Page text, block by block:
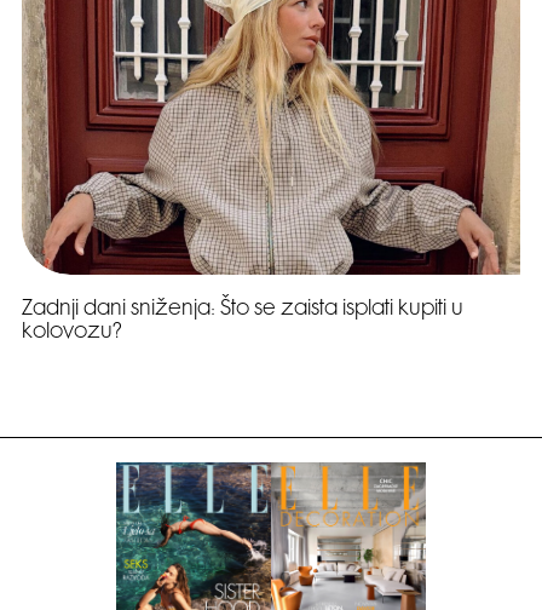
Zadnji dani sniženja: Što se zaista isplati kupiti u
kolovozu?